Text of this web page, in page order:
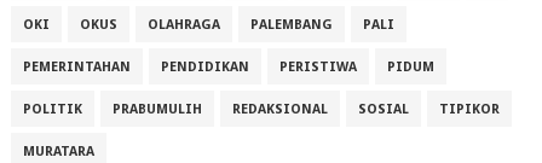
OKI OKUS OLAHRAGA PALEMBANG PALI
PEMERINTAHAN PENDIDIKAN PERISTIWA PIDUM
POLITIK PRABUMULIH REDAKSIONAL SOSIAL TIPIKOR
MURATARA